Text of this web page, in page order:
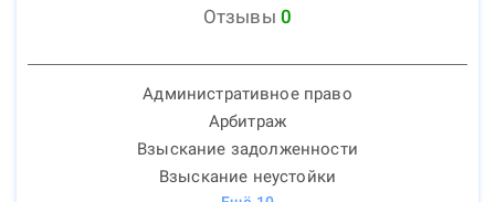
Отзывы 0
Административное право
Арбитраж
Взыскание задолженности
Взыскание неустойки